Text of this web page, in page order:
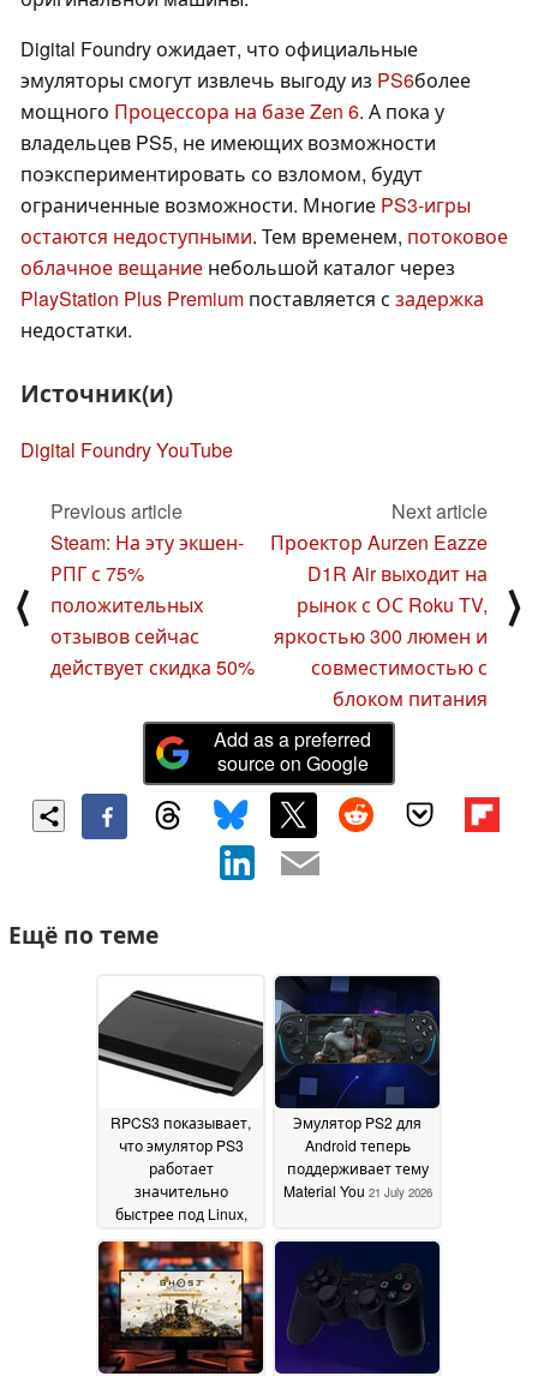
Digital Foundry ожидает, что официальные
эмуляторы смогут извлечь выгоду из PS6более
мощного Процессора на базе Zen 6. А пока у
владельцев PS5, не имеющих возможности
поэкспериментировать со взломом, будут
ограниченные возможности. Многие PS3-игры
остаются недоступными. Тем временем, потоковое
облачное вещание небольшой каталог через
PlayStation Plus Premium поставляется с задержка
недостатки.
Источник(и)
Digital Foundry YouTube
⟨
Previous article
Steam: На эту экшен-
РПГ с 75%
положительных
отзывов сейчас
действует скидка 50%
Next article
Проектор Aurzen Eazze
D1R Air выходит на
рынок с ОС Roku TV,
яркостью 300 люмен и
совместимостью с
блоком питания
⟩
Add as a preferred
source on Google
Ещё по теме
RPCS3 показывает,
что эмулятор PS3
работает
значительно
быстрее под Linux,
однако Windows по-
прежнему
доминирует по
общему числу
пользователей05
August 2026
Эмулятор PS2 для
Android теперь
поддерживает тему
Material You 21 July 2026